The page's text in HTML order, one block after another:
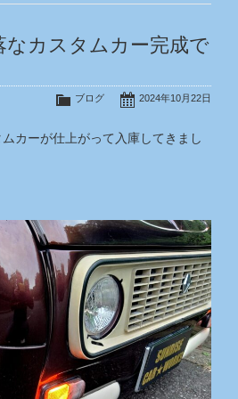
なカスタムカー完成で
2024年10月22日
ブログ
カーが仕上がって入庫してきまし